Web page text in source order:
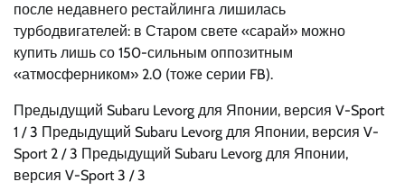
после недавнего рестайлинга лишилась
турбодвигателей: в Старом свете «сарай» можно
купить лишь со 150-сильным оппозитным
«атмосферником» 2.0 (тоже серии FB).
Предыдущий Subaru Levorg для Японии, версия V-Sport
1 / 3 Предыдущий Subaru Levorg для Японии, версия V-
Sport 2 / 3 Предыдущий Subaru Levorg для Японии,
версия V-Sport3 / 3